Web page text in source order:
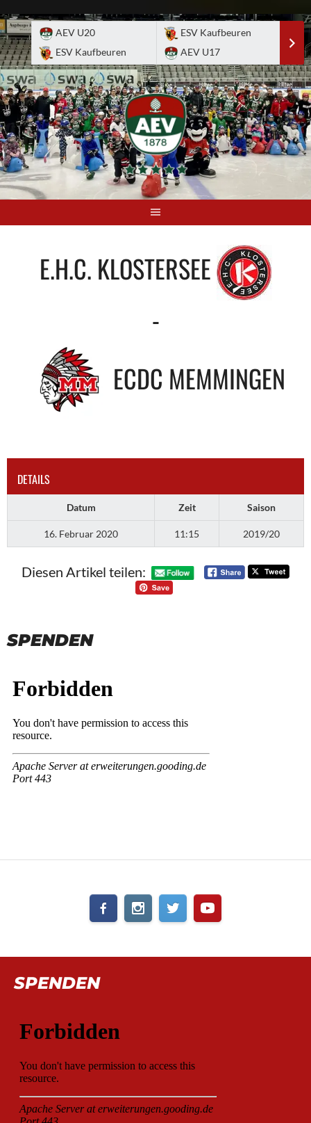
to
content
AEV U20
ESV Kaufbeuren
ESV Kaufbeuren
AEV U17
E.H.C. KLOSTERSEE
-
ECDC MEMMINGEN
DETAILS
Datum Zeit Saison
16. Februar 2020 11:15 2019/20
Diesen Artikel teilen:
SPENDEN
SPENDEN